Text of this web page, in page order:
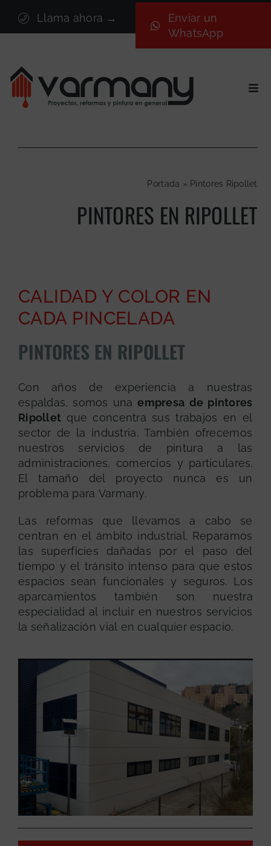
contenido
Llama ahora →
Enviar un
WhatsApp
Sectores
Portada » Pintores Ripollet
PINTORES EN RIPOLLET
CALIDAD Y COLOR EN
CADA PINCELADA
PINTORES EN RIPOLLET
Con años de experiencia a nuestras
espaldas, somos unaempresa de pintores
Ripollet que concentra sus trabajos en el
sector de la industria. También ofrecemos
nuestros servicios de pintura a las
administraciones, comercios y particulares.
El tamaño del proyecto nunca es un
problema para Varmany.
Las reformas que llevamos a cabo se
centran en el ámbito industrial. Reparamos
las superficies dañadas por el paso del
tiempo y el tránsito intenso para que estos
espacios sean funcionales y seguros. Los
aparcamientos también son nuestra
especialidad al incluir en nuestros servicios
la señalización vial en cualquier espacio.